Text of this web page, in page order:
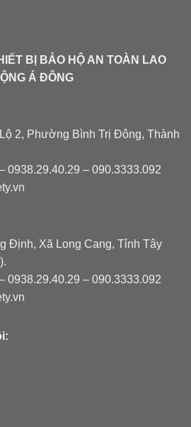
BỊ BẢO HỘ AN TOÀN LAO
Á ĐÔNG
2, Phường Bình Trị Đông, Thành
0938.29.40.29 – 090.3333.092
Định, Xã Long Cang, Tỉnh Tây
0938.29.40.29 – 090.3333.092